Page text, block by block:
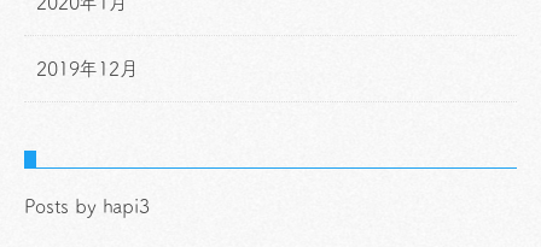
2019年12月
Posts by hapi3